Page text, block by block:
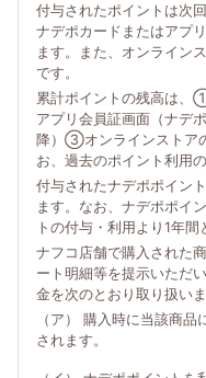
付与されたポイントは次
ナデポカードまたはアプ
ます。また、オンライン
です。
累計ポイントの残高は
アプリ会員証画面（ナデ
降）③オンラインストア
お、過去のポイント利用
付与されたナデポポイン
ます。なお、ナデポポイ
トの付与・利用より1年間
ナフコ店舗で購入された
ート明細等を提示いただ
金を次のとおり取り扱いま
（ア） 購入時に当該商
されます。